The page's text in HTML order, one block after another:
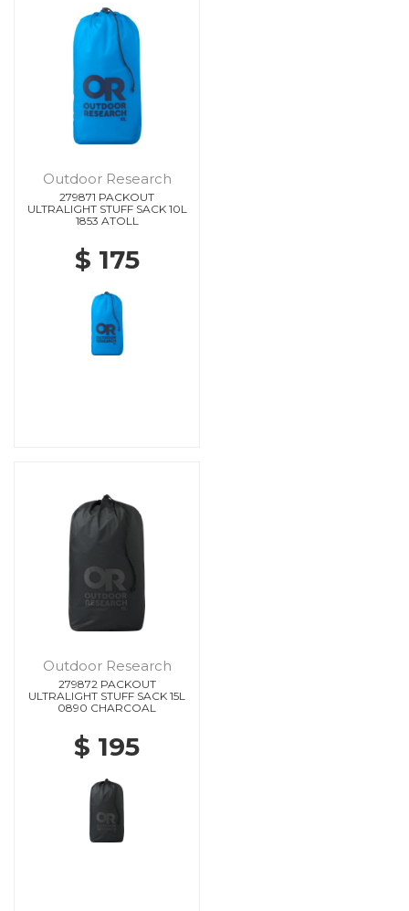
Outdoor Research
279871 PACKOUT
ULTRALIGHT STUFF SACK 10L
1853 ATOLL
$ 175
Outdoor Research
279872 PACKOUT
ULTRALIGHT STUFF SACK 15L
0890 CHARCOAL
$ 195